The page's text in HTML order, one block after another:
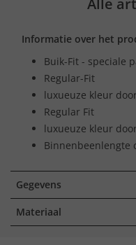
Alle
Informatie over het
Buik-Fit - speciale
Regular-Fit
luxueuze kleur
Regular Fit
luxueuze kleur
Binnenbeenlengte
Gegevens
Materiaal